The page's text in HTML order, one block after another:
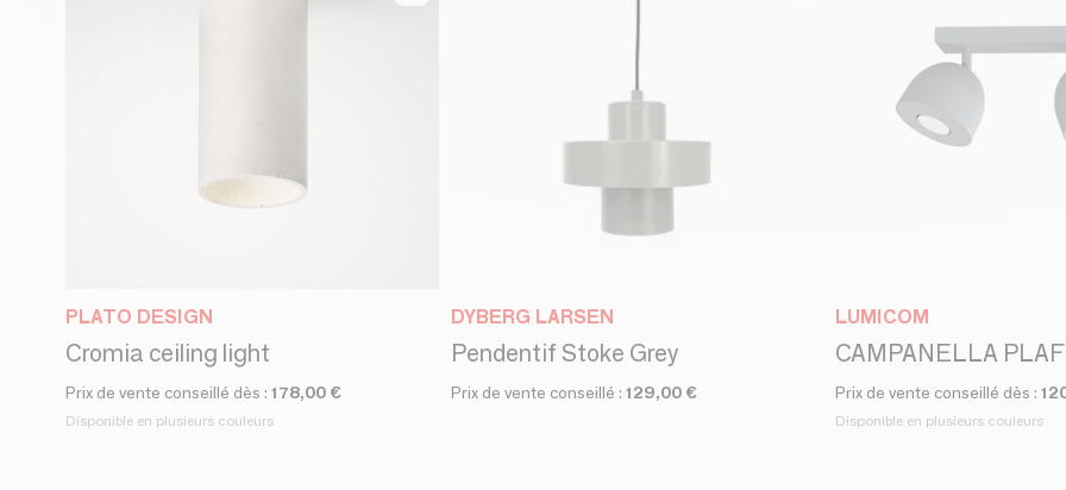
PLATO DESIGN
Cromia ceiling light
Prix de vente conseillé dès : 178,00 €
Disponible en plusieurs couleurs
DYBERG LARSEN
Pendentif Stoke Grey
Prix de vente conseillé : 129,00 €
LUMICOM
Prix de vente conseillé dès :
Disponible en plusieurs couleurs